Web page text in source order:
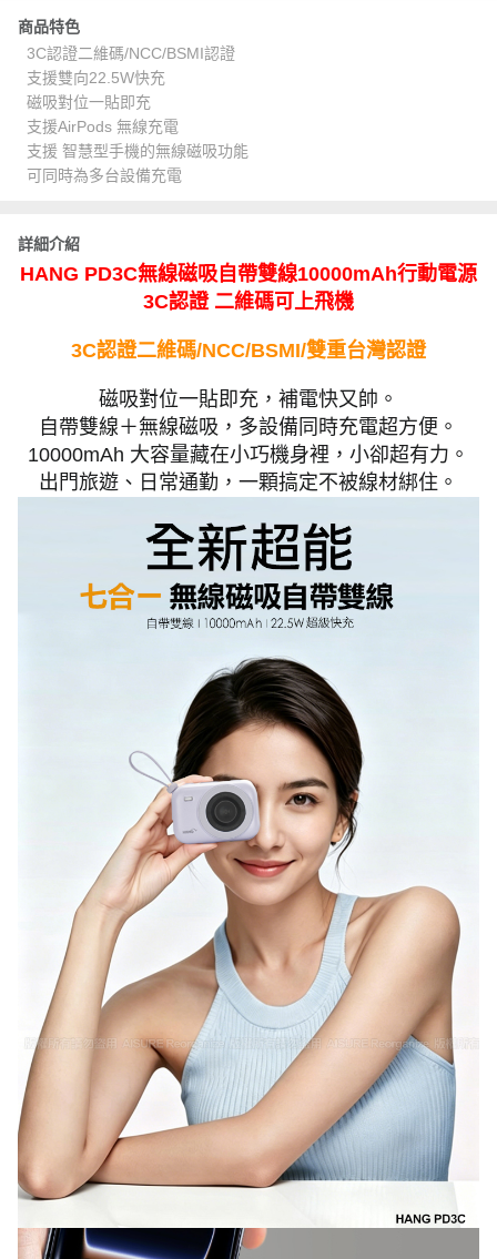
商品特色
3C認證二維碼/NCC/BSMI認證
支援雙向22.5W快充
磁吸對位一貼即充
支援AirPods 無線充電
支援 智慧型手機的無線磁吸功能
可同時為多台設備充電
詳細介紹
HANG PD3C無線磁吸自帶雙線10000mAh行動電源
3C認證 二維碼可上飛機
3C認證二維碼/NCC/BSMI/雙重台灣認證
磁吸對位一貼即充，補電快又帥。
自帶雙線＋無線磁吸，多設備同時充電超方便。
10000mAh 大容量藏在小巧機身裡，小卻超有力。
出門旅遊、日常通勤，一顆搞定不被線材綁住。